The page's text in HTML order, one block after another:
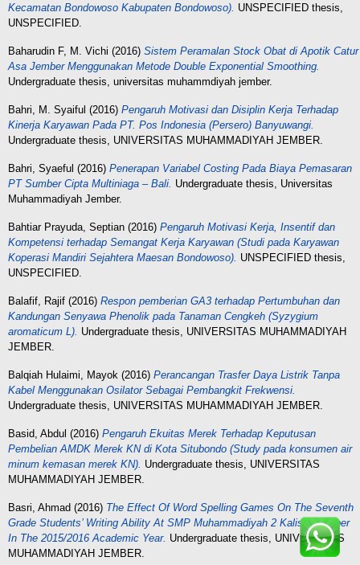
Kecamatan Bondowoso Kabupaten Bondowoso). UNSPECIFIED thesis,
UNSPECIFIED.
Baharudin F, M. Vichi (2016) Sistem Peramalan Stock Obat di Apotik Catur
Asa Jember Menggunakan Metode Double Exponential Smoothing.
Undergraduate thesis, universitas muhammdiyah jember.
Bahri, M. Syaiful (2016) Pengaruh Motivasi dan Disiplin Kerja Terhadap
Kinerja Karyawan Pada PT. Pos Indonesia (Persero) Banyuwangi.
Undergraduate thesis, UNIVERSITAS MUHAMMADIYAH JEMBER.
Bahri, Syaeful (2016) Penerapan Variabel Costing Pada Biaya Pemasaran
PT Sumber Cipta Multiniaga – Bali. Undergraduate thesis, Universitas
Muhammadiyah Jember.
Bahtiar Prayuda, Septian (2016) Pengaruh Motivasi Kerja, Insentif dan
Kompetensi terhadap Semangat Kerja Karyawan (Studi pada Karyawan
Koperasi Mandiri Sejahtera Maesan Bondowoso). UNSPECIFIED thesis,
UNSPECIFIED.
Balafif, Rajif (2016) Respon pemberian GA3 terhadap Pertumbuhan dan
Kandungan Senyawa Phenolik pada Tanaman Cengkeh (Syzygium
aromaticum L). Undergraduate thesis, UNIVERSITAS MUHAMMADIYAH
JEMBER.
Balqiah Hulaimi, Mayok (2016) Perancangan Trasfer Daya Listrik Tanpa
Kabel Menggunakan Osilator Sebagai Pembangkit Frekwensi.
Undergraduate thesis, UNIVERSITAS MUHAMMADIYAH JEMBER.
Basid, Abdul (2016) Pengaruh Ekuitas Merek Terhadap Keputusan
Pembelian AMDK Merek KN di Kota Situbondo (Study pada konsumen air
minum kemasan merek KN). Undergraduate thesis, UNIVERSITAS
MUHAMMADIYAH JEMBER.
Basri, Ahmad (2016) The Effect Of Word Spelling Games On The Seventh
Grade Students’ Writing Ability At SMP Muhammadiyah 2 Kalisat Jember
In The 2015/2016 Academic Year. Undergraduate thesis, UNIVERSITAS
MUHAMMADIYAH JEMBER.